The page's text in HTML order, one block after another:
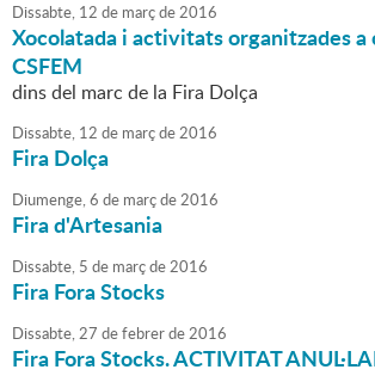
Dissabte, 12 de marçde2016
Xocolatada i activitats organitzades a
CSFEM
dins del marc de la Fira Dolça
Dissabte, 12 de marçde2016
Fira Dolça
Diumenge,6 de marçde2016
Fira d'Artesania
Dissabte, 5 de marçde2016
Fira Fora Stocks
Dissabte,27 defebrerde2016
Fira Fora Stocks. ACTIVITAT